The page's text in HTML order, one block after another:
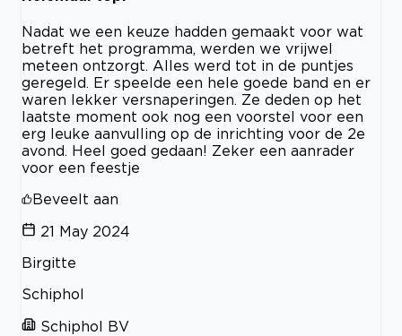
Nadat we een keuze hadden gemaakt voor wat
betreft het programma, werden we vrijwel
meteen ontzorgt. Alles werd tot in de puntjes
geregeld. Er speelde een hele goede band en er
waren lekker versnaperingen. Ze deden op het
laatste moment ook nog een voorstel voor een
erg leuke aanvulling op de inrichting voor de 2e
avond. Heel goed gedaan! Zeker een aanrader
voor een feestje
Beveelt aan
21 May 2024
Birgitte
Schiphol
Schiphol BV